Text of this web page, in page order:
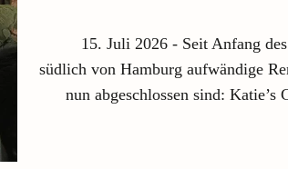
15. Juli 2026 - Seit Anfang
südlich von Hamburg aufwändige
nun abgeschlossen sind: